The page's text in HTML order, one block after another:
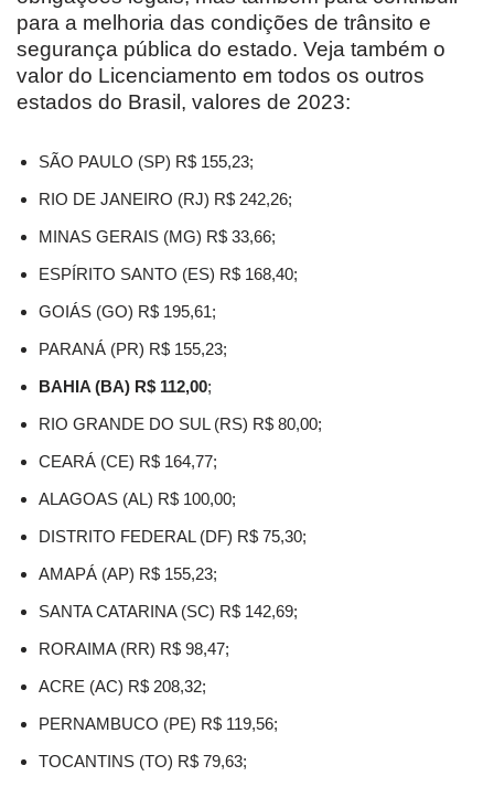
para a melhoria das condições de trânsito e
segurança pública do estado. Veja também o
valor do Licenciamento em todos os outros
estados do Brasil, valores de 2023:
SÃO PAULO (SP) R$ 155,23;
RIO DE JANEIRO (RJ) R$ 242,26;
MINAS GERAIS (MG) R$ 33,66;
ESPÍRITO SANTO (ES) R$ 168,40;
GOIÁS (GO) R$ 195,61;
PARANÁ (PR) R$ 155,23;
BAHIA (BA) R$ 112,00;
RIO GRANDE DO SUL (RS) R$ 80,00;
CEARÁ (CE) R$ 164,77;
ALAGOAS (AL) R$ 100,00;
DISTRITO FEDERAL (DF) R$ 75,30;
AMAPÁ (AP) R$ 155,23;
SANTA CATARINA (SC) R$ 142,69;
RORAIMA (RR) R$ 98,47;
ACRE (AC) R$ 208,32;
PERNAMBUCO (PE) R$ 119,56;
TOCANTINS (TO) R$ 79,63;